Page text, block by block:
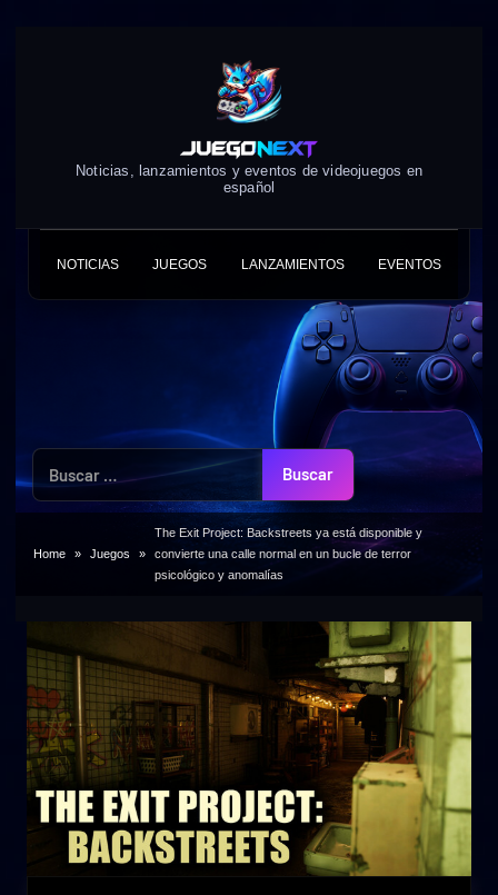
Noticias, lanzamientos y eventos de videojuegos en
español
NOTICIAS JUEGOS LANZAMIENTOS EVENTOS
Home Juegos
The Exit Project: Backstreets ya está disponible y
convierte una calle normal en un bucle de terror
psicológico y anomalías